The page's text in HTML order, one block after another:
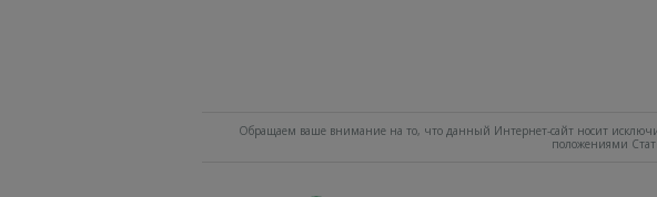
Обращаем ваше внимание на то, что данный Интернет-сайт носит
положениями